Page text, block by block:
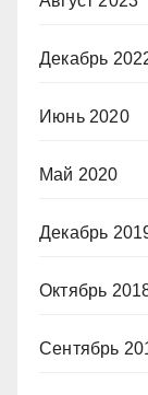
Декабрь
Июнь 2020
Май 2020
Декабрь
Октябрь
Сентябрь